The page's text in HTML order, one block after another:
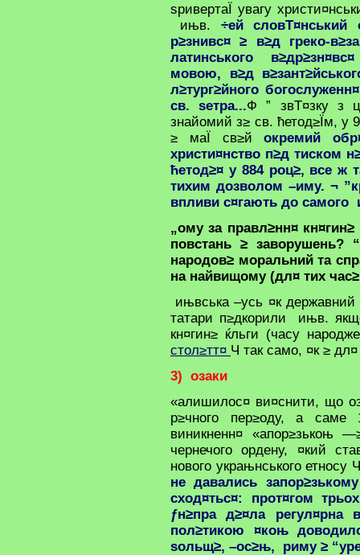
ѕривертаЇ увагу
ињв. ÷ей
р≥знивс¤ ≥ в≥д греко-
латинського
мовою, в≥д
л≥тург≥йного
св. ѕетра...Ф ” звТ¤зку з
знайомий з≥ св. ћетод≥Їм, у
≥ маЇ св≥йокремий
христи¤нство п≥д тиском
ћетод≥¤ у 884 роц≥, все ж
тихим дозволом –иму. ¬
впливи с¤гають до самого
„ому за правл≥нн¤
повстань ≥ заворушень?
народов≥ моральний та
на найвищому (дл¤ тих
ињвська –усь ¤к державний
татари п≥дкорили ињв.
кн¤гин≥ ќльги (часу
стол≥тт¤ Ч так само, ¤к ≥ дл¤
3) озаки
«алишилос¤ ви¤снити, що
р≥чного пер≥оду, а саме
виникненн¤ «апор≥зькоњ
чернечого ордену, ¤кий
нового украњнського етносу
не давались
сход¤тьс¤: прот¤гом
ƒн≥пра д≥¤ла регул¤рна
пол≥тикою ¤коњ
ѕольщ≥, –ос≥њ, риму ≥